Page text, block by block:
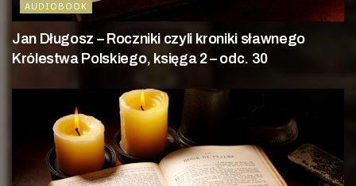
AUDIOBOOK
Jan Długosz – Roczniki czyli kroniki sławnego
Królestwa Polskiego, księga 2 – odc. 30